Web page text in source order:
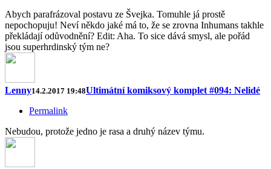
Abych parafrázoval postavu ze Švejka. Tomuhle já prostě
nepochopuju! Neví někdo jaké má to, že se zrovna Inhumans takhle
překládají odůvodnění? Edit: Aha. To sice dává smysl, ale pořád
jsou superhrdinský tým ne?
Lenny14.2.2017 19:48Ultimátní komiksový komplet #094: Nelidé
Permalink
Nebudou, protože jedno je rasa a druhý název týmu.